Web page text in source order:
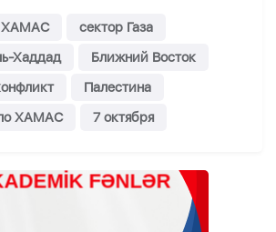
ХАМАС
сектор Газа
Хаддад
Ближний Восток
Палестина
ХАМАС
7 октября